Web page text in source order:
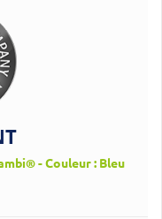
- Couleur : Bleu